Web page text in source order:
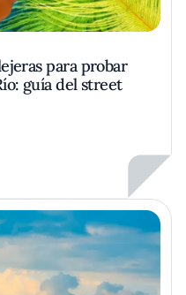
para probar
guía del street